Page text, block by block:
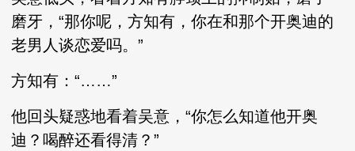
磨牙，“那你呢，方知有，你在和那个开奥迪的
老男人谈恋爱吗。”
方知有：“……”
他回头疑惑地看着吴意，“你怎么知道他开奥
迪？喝醉还看得清？”